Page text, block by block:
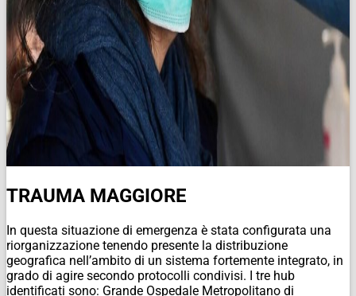
TRAUMA MAGGIORE
In questa situazione di emergenza è stata configurata una
riorganizzazione tenendo presente la distribuzione
geografica nell’ambito di un sistema fortemente integrato, in
grado di agire secondo protocolli condivisi. I tre hub
identificati sono: Grande Ospedale Metropolitano di